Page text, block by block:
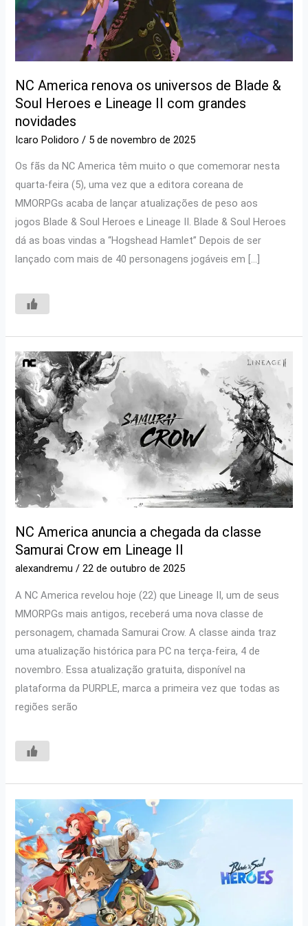
NC America renova os universos de Blade &
Soul Heroes e Lineage II com grandes
novidades
Icaro Polidoro/ 5 de novembro de 2025
Os fãs da NC America têm muito o que comemorar nesta
quarta-feira (5), uma vez que a editora coreana de
MMORPGs acaba de lançar atualizações de peso aos
jogos Blade & Soul Heroes e Lineage II. Blade & Soul Heroes
dá as boas vindas a “Hogshead Hamlet” Depois de ser
lançado com mais de 40 personagens jogáveis em […]
NC America anuncia a chegada da classe
Samurai Crow em Lineage II
alexandremu/22 de outubro de 2025
A NC America revelou hoje (22) que Lineage II, um de seus
MMORPGs mais antigos, receberá uma nova classe de
personagem, chamada Samurai Crow. A classe ainda traz
uma atualização histórica para PC na terça-feira, 4 de
novembro. Essa atualização gratuita, disponível na
plataforma da PURPLE, marca a primeira vez que todas as
regiões serão